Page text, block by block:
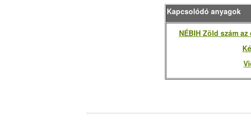
Kapcsolódó anyagok
NÉBIH Zöld szám